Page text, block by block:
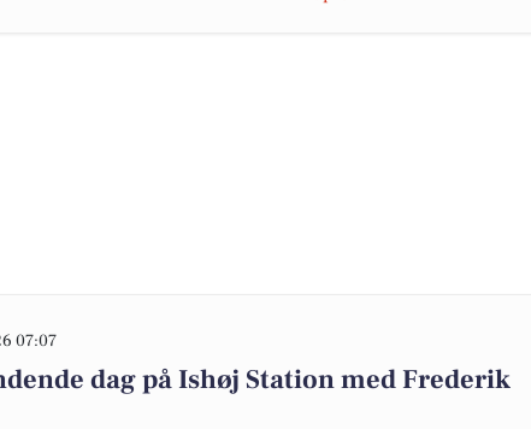
07:07
dag på Ishøj Station med Frederik